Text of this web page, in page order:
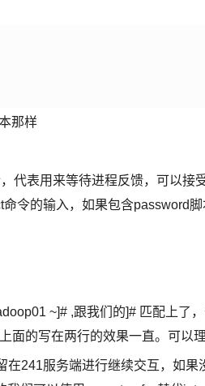
那样
代表用来等待进程反馈，可以接
令的输入，如果包含password
~]# ,跟我们的]# 匹配上了
的写在两行的效果一直。可以
241服务端进行继续交互，如果